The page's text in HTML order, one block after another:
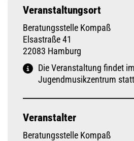
Veranstaltungsort
Beratungsstelle Kompaß
Elsastraße 41
22083 Hamburg
Die Veranstaltung findet
Jugendmusikzentrum statt
Veranstalter
Beratungsstelle Kompaß